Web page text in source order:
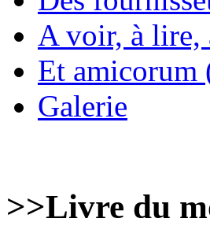
A voir, à lire,
Et amicorum
Galerie
>>Livre du